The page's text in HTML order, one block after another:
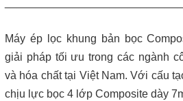
Close
Máy ép lọc khung bản bọc
giải pháp tối ưu trong các ngành
và hóa chất tại Việt Nam. Với cấu
chịu lực bọc 4 lớp Composite dày